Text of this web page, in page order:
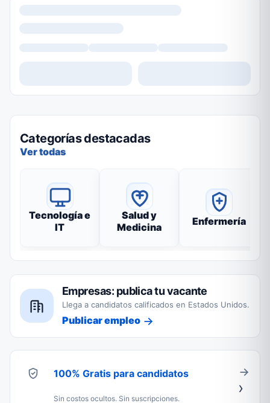
Categorías destacadas
Ver todas
Tecnología e
IT
Salud y
Medicina
Enfermería
Empresas: publica tu vacante
Llega a candidatos calificados en Estados Unidos.
Publicar empleo
100% Gratis para candidatos
Sin costos ocultos. Sin suscripciones.